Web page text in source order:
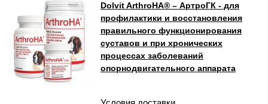
Dolvit ArthroHA® – АртроГК - для
профилактики и восстановления
правильного функционирования
суставов и при хронических
процессах заболеваний
опорнодвигательного аппарата